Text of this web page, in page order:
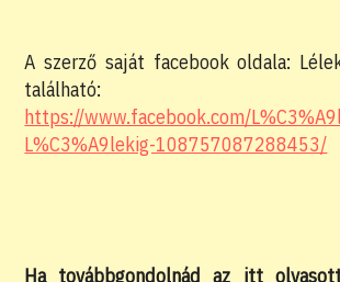
A szerző saját facebook oldala:
található:
https://www.facebook.com/
L%C3%A9lekig-108757087288453/
Ha továbbgondolnád az itt